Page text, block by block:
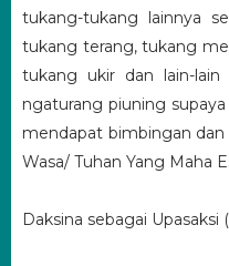
tukang-tukang lainnya
tukang terang, tukang
tukang ukir dan lain-
ngaturang piuning
mendapat bimbingan
Wasa/ Tuhan Yang Maha
Daksina sebagai